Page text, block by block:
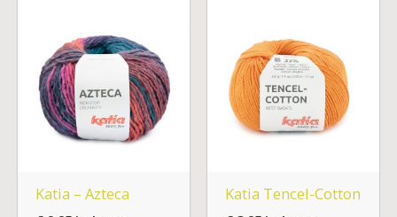
Katia – Azteca Katia Tencel-Cotton